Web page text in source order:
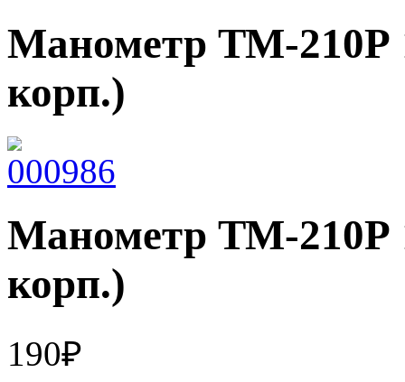
Манометр ТМ-210Р
корп.)
Манометр ТМ-210Р
корп.)
190₽